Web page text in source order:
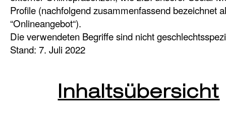
Profile (nachfolgend zusammenfassend bezeichnet
“Onlineangebot“).
Die verwendeten Begriffe sind nicht
Stand: 7. Juli 2022
Inhaltsübersicht